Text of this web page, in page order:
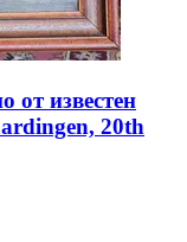
от известен
20th